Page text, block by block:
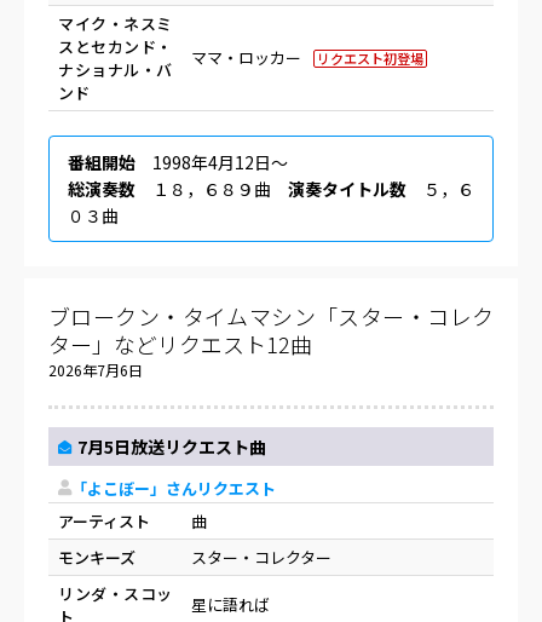
マイク・ネスミ
スとセカンド・
ナショナル・バ
ンド
ママ・ロッカー リクエスト初登場
番組開始 1998年4月12日〜
総演奏数 １８，６８９曲 演奏タイトル数 ５，６
０３曲
ブロークン・タイムマシン「スター・コレク
ター」などリクエスト12曲
2026年7月6日
7月5日放送リクエスト曲
「よこぼー」さんリクエスト
アーティスト
曲
モンキーズ
スター・コレクター
リンダ・スコッ
ト
星に語れば